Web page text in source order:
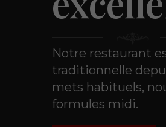
Notre restaurant
traditionnelle
mets habituels,
formules midi.